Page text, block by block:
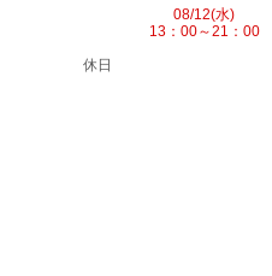
08/12(水)
13：00～21：00
休日